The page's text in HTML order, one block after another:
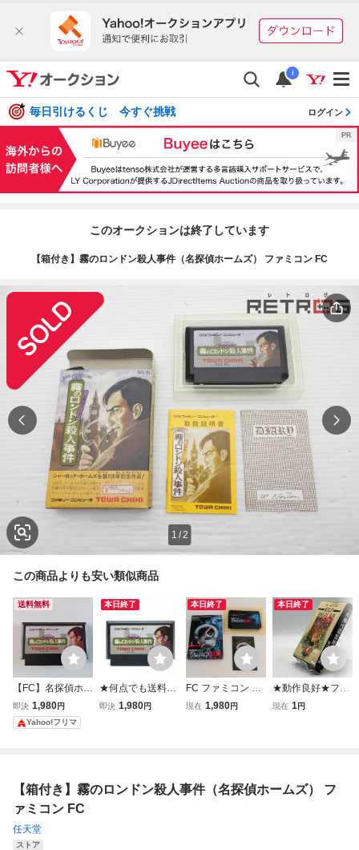
i
毎日引けるくじ 今すぐ挑戦 ログイン
このオークションは終了しています
【箱付き】霧のロンドン殺人事件（名探偵ホームズ） ファミコン FC
1 /2
この商品よりも安い類似商品
送料無料
【FC】名探偵ホー
ムズ 霧のロンドン
殺人事件 ファミコ
ン 動作確認済み
即決 1,980円
Yahoo!フリマ
本日終了
★何点でも送料１
８５円★ 名探偵ホ
即決 1,980円
本日終了
FC ファミコン 西
村京太郎 ミステリ
現在 1,980円
本日終了
★動作良好★ファ
ミコン ソフト 探
現在 1円
【箱付き】霧のロンドン殺人事件（名探偵ホームズ） フ
ァミコン FC
任天堂
ストア